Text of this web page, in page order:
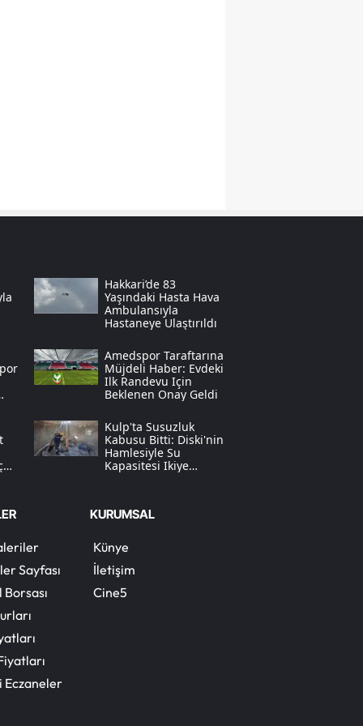
Ordu
Sakarya
Samsun
Siirt
Sinop
Tekirdağ
Tokat
Trabzon
Hakkari’de 83
Yaşındaki Hasta Hava
Ambulansıyla
Hastaneye Ulaştırıldı
Amedspor Taraftarına
Müjdeli Haber: Evdeki
Ilk Randevu Için
Beklenen Onay Geldi
Kulp'ta Susuzluk
Kabusu Bitti: Di̇ski̇'nin
Hamlesiyle Su
Kapasitesi Ikiye
Sayfası
Eczaneler
KURUMSAL
Künye
İletişim
Cine5